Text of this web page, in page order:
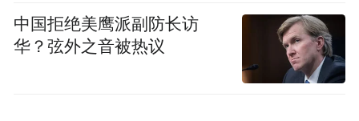
中国拒绝美鹰派副防长访
华？弦外之音被热议